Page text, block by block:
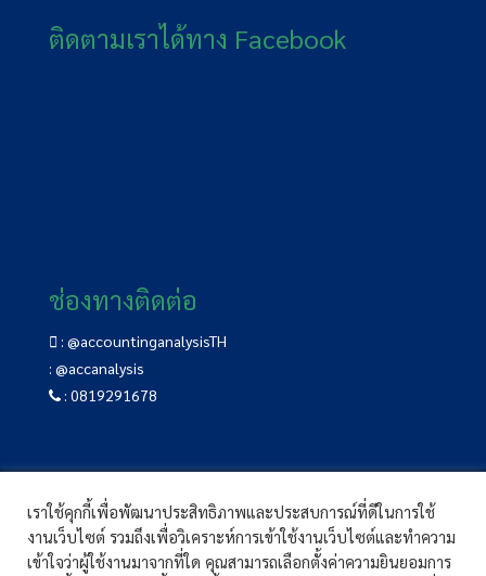
ติดตามเราได้ทาง Facebook
ช่องทางติดต่อ
: @accountinganalysisTH
: @accanalysis
: 0819291678
อบรม CPD|หลักสูตรอบรม CPD|แจ้งชำระเงิน
คู่มือการใช้งาน|บทความ|ติดต่อเรา
เราใช้คุกกี้เพื่อพัฒนาประสิทธิภาพและประสบการณ์ที่ดีในการใช้
งานเว็บไซต์ รวมถึงเพื่อวิเคราะห์การเข้าใช้งานเว็บไซต์และทำความ
เข้าใจว่าผู้ใช้งานมาจากที่ใด คุณสามารถเลือกตั้งค่าความยินยอมการ